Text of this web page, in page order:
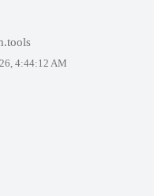
4:44:12 AM